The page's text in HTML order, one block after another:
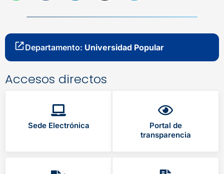
Departamento: Universidad Popular
Accesos directos
Sede Electrónica
Portal de
transparencia